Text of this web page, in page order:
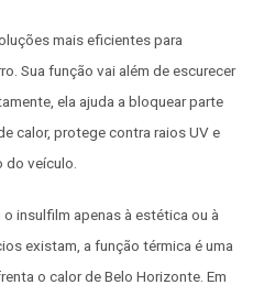
mais eficientes para
Sua função vai além de escurecer
ela ajuda a bloquear parte
calor, protege contra raios UV e
do veículo.
insulfilm apenas à estética ou à
existam, a função térmica é uma
o calor de Belo Horizonte. Em